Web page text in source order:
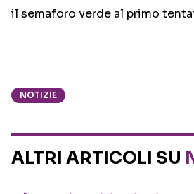
il semaforo verde al primo
NOTIZIE
ALTRI ARTICOLI SU